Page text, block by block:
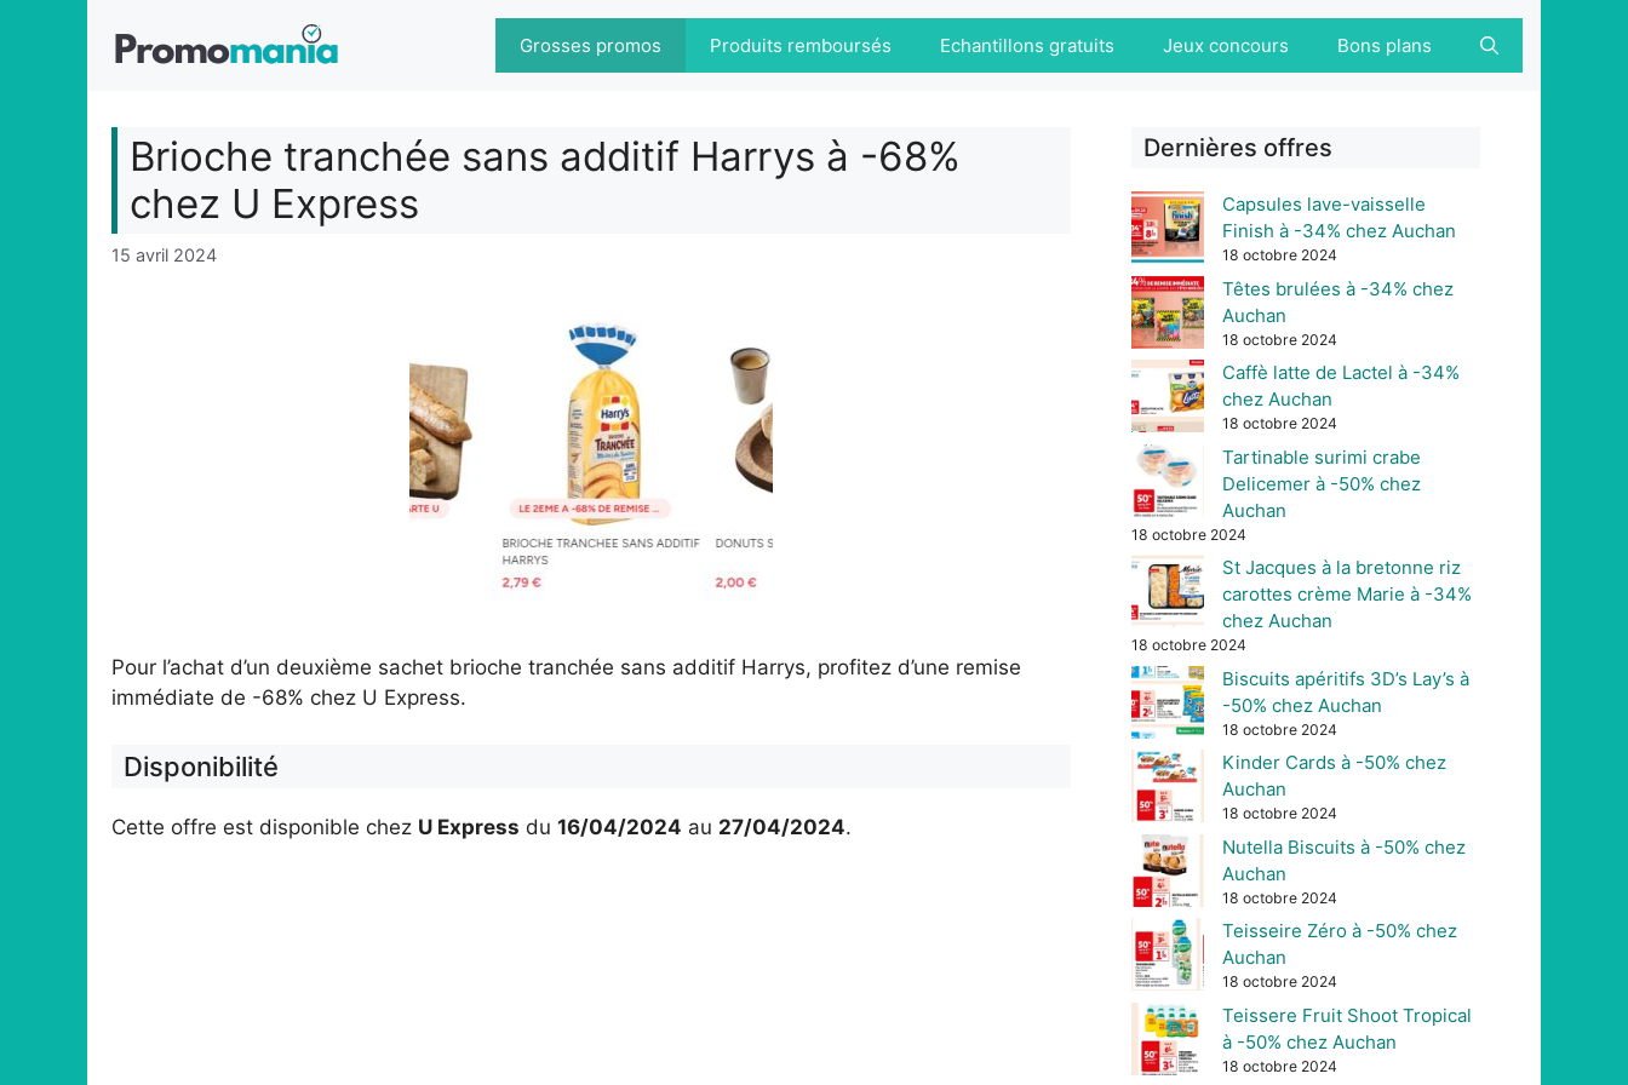
Grosses promos Produits remboursés Echantillons gratuits Jeux concours Bons plans
Brioche tranchée sans additif Harrys à -68%
chez U Express
15 avril 2024
Pour l’achat d’un deuxième sachet brioche tranchée sans additif Harrys, profitez d’une remise
immédiate de -68% chez U Express.
Disponibilité
Cette offre est disponible chez U Express du 16/04/2024 au 27/04/2024.
Dernières offres
Capsules lave-vaisselle
Finish à -34% chez Auchan
18 octobre 2024
Têtes brulées à -34% chez
Auchan
18 octobre 2024
Caffè latte de Lactel à -34%
chez Auchan
18 octobre 2024
Tartinable surimi crabe
Delicemer à -50% chez
Auchan
18 octobre 2024
St Jacques à la bretonne riz
carottes crème Marie à -34%
chez Auchan
18 octobre 2024
Biscuits apéritifs 3D’s Lay’s à
-50% chez Auchan
18 octobre 2024
Kinder Cards à -50% chez
Auchan
18 octobre 2024
Nutella Biscuits à -50% chez
Auchan
18 octobre 2024
Teisseire Zéro à -50% chez
Auchan
18 octobre 2024
Teissere Fruit Shoot Tropical
à -50% chez Auchan
18 octobre 2024